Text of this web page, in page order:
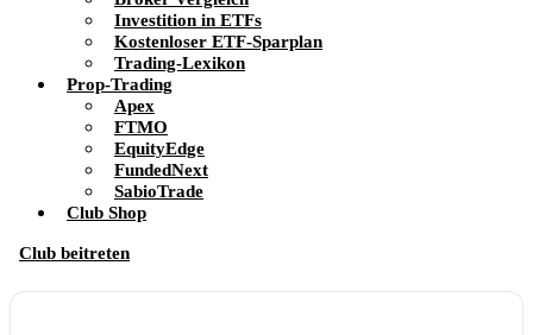
Investition in ETFs
Kostenloser ETF-Sparplan
Trading-Lexikon
Prop-Trading
Apex
FTMO
EquityEdge
FundedNext
SabioTrade
Club Shop
Club beitreten